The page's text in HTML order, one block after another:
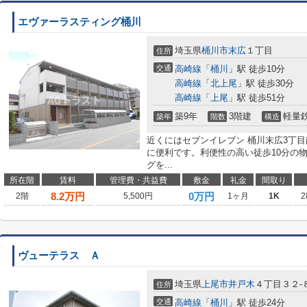
エヴァーラスティング桶川
住所 埼玉県桶川市末広 １丁目
交通 高崎線 「 桶川 」駅 徒歩10分
高崎線 「 北上尾 」駅 徒歩30分
高崎線 「 上尾 」駅 徒歩51分
築年 築9年 階数 3階建 構造 軽量
近くにはセブンイレブン 桶川末広3丁
に便利です。利便性の高い徒歩10分の
グを...
所在階 賃料 管理費・共益費 敷金 礼金
間取り
2階
8.2万円 5,500円 0万円 1ヶ月 1K
ヴューテラス Ａ
住所 埼玉県上尾市井戸木 ４丁目３２-
交通 高崎線 「 桶川 」駅 徒歩24分